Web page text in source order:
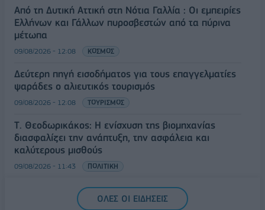
Από τη Δυτική Αττική στη Νότια Γαλλία : Οι εμπειρίες
Ελλήνων και Γάλλων πυροσβεστών από τα πύρινα
μέτωπα
09/08/2026 - 12:08 ΚΟΣΜΟΣ
Δεύτερη πηγή εισοδήματος για τους επαγγελματίες
ψαράδες ο αλιευτικός τουρισμός
09/08/2026 - 12:08 ΤΟΥΡΙΣΜΟΣ
Τ. Θεοδωρικάκος: Η ενίσχυση της βιομηχανίας
διασφαλίζει την ανάπτυξη, την ασφάλεια και
καλύτερους μισθούς
09/08/2026 - 11:43 ΠΟΛΙΤΙΚΗ
Υπ. Μεταφορών: Οριστική λύση στο ζήτημα των
πινακίδων κυκλοφορίας - Τέλος στις χρονοβόρες
ΟΛΕΣ ΟΙ ΕΙΔΗΣΕΙΣ